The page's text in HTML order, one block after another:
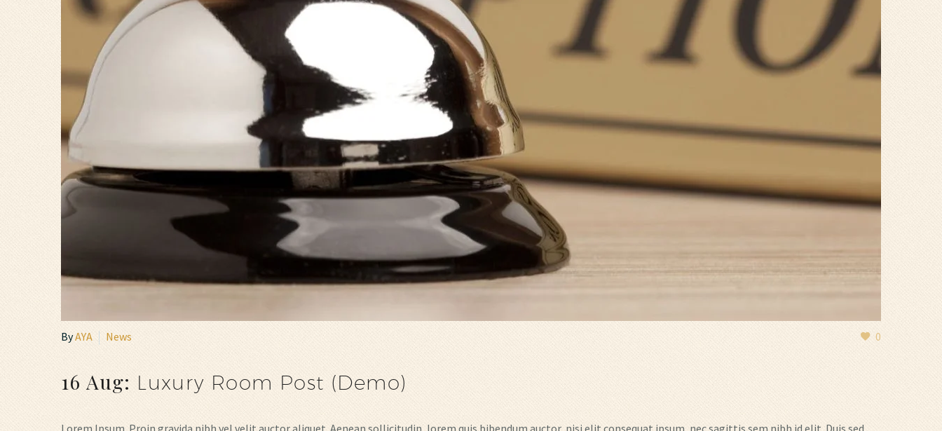
0
ByAYA News
16 Aug: Luxury Room Post (Demo)
Lorem Ipsum. Proin gravida nibh vel velit auctor aliquet. Aenean sollicitudin, lorem quis bibendum auctor, nisi elit consequat ipsum, nec sagittis sem nibh id elit. Duis sed